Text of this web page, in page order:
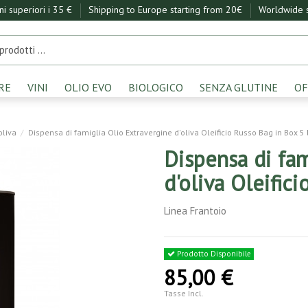
superiori i 35 € Shipping to Europe starting from 20€ Worldwide
VINI OLIO EVO BIOLOGICO SENZA GLUTINE
Dispensa di famiglia Olio Extravergine d'oliva Oleificio Russo Bag in Box 5
Dispensa di
d'oliva
Linea Frantoio
Prodotto Disponibile
85,00 €
Tasse Incl.